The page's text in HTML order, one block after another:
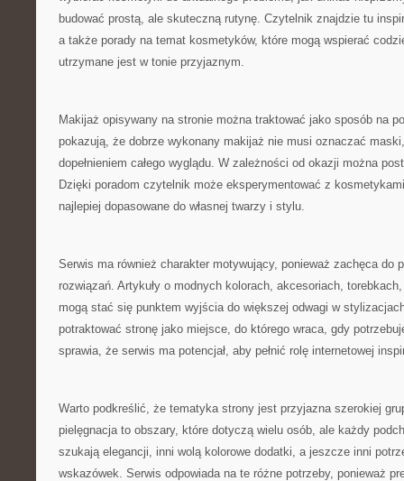
budować prostą, ale skuteczną rutynę. Czytelnik znajdzie tu
a także porady na temat kosmetyków, które mogą wspierać
utrzymane jest w tonie przyjaznym.
Makijaż opisywany na stronie można traktować jako sposób na
pokazują, że dobrze wykonany makijaż nie musi oznaczać
dopełnieniem całego wyglądu. W zależności od okazji można
Dzięki poradom czytelnik może eksperymentować z
najlepiej dopasowane do własnej twarzy i stylu.
Serwis ma również charakter motywujący, ponieważ zachęca do
rozwiązań. Artykuły o modnych kolorach, akcesoriach,
mogą stać się punktem wyjścia do większej odwagi w
potraktować stronę jako miejsce, do którego wraca, gdy
sprawia, że serwis ma potencjał, aby pełnić rolę internetowej
Warto podkreślić, że tematyka strony jest przyjazna szerokiej
pielęgnacja to obszary, które dotyczą wielu osób, ale każdy
szukają elegancji, inni wolą kolorowe dodatki, a jeszcze inni
wskazówek. Serwis odpowiada na te różne potrzeby, ponieważ